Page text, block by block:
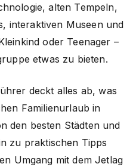
alten Tempeln,
interaktiven Museen und
oder Teenager –
etwas zu bieten.
deckt alles ab, was
Familienurlaub in
den besten Städten und
zu praktischen Tipps
Umgang mit dem Jetlag